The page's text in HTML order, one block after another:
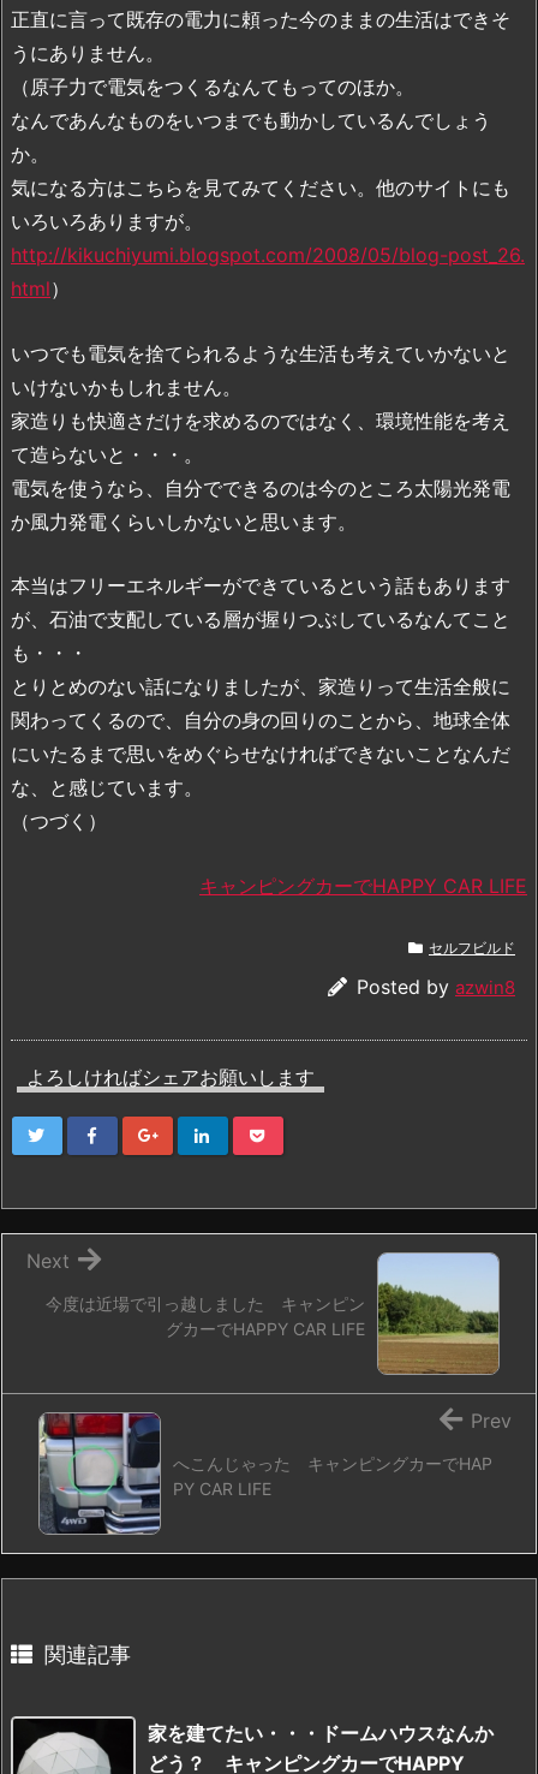
正直に言って既存の電力に頼った今のままの生活はできそ
うにありません。
（原子力で電気をつくるなんてもってのほか。
なんであんなものをいつまでも動かしているんでしょう
か。
気になる方はこちらを見てみてください。他のサイトにも
いろいろありますが。
http://kikuchiyumi.blogspot.com/2008/05/blog-post_26.
html）
いつでも電気を捨てられるような生活も考えていかないと
いけないかもしれません。
家造りも快適さだけを求めるのではなく、環境性能を考え
て造らないと・・・。
電気を使うなら、自分でできるのは今のところ太陽光発電
か風力発電くらいしかないと思います。
本当はフリーエネルギーができているという話もあります
が、石油で支配している層が握りつぶしているなんてこと
も・・・
とりとめのない話になりましたが、家造りって生活全般に
関わってくるので、自分の身の回りのことから、地球全体
にいたるまで思いをめぐらせなければできないことなんだ
な、と感じています。
（つづく）
キャンピングカーでHAPPY CAR LIFE
セルフビルド
Posted by azwin8
よろしければシェアお願いします
今度は近場で引っ越しました キャンピン
グカーでHAPPY CAR LIFE
Next
へこんじゃった キャンピングカーでHAP
PY CAR LIFE
Prev
関連記事
家を建てたい・・・ドームハウスなんか
どう？ キャンピングカーでHAPPY